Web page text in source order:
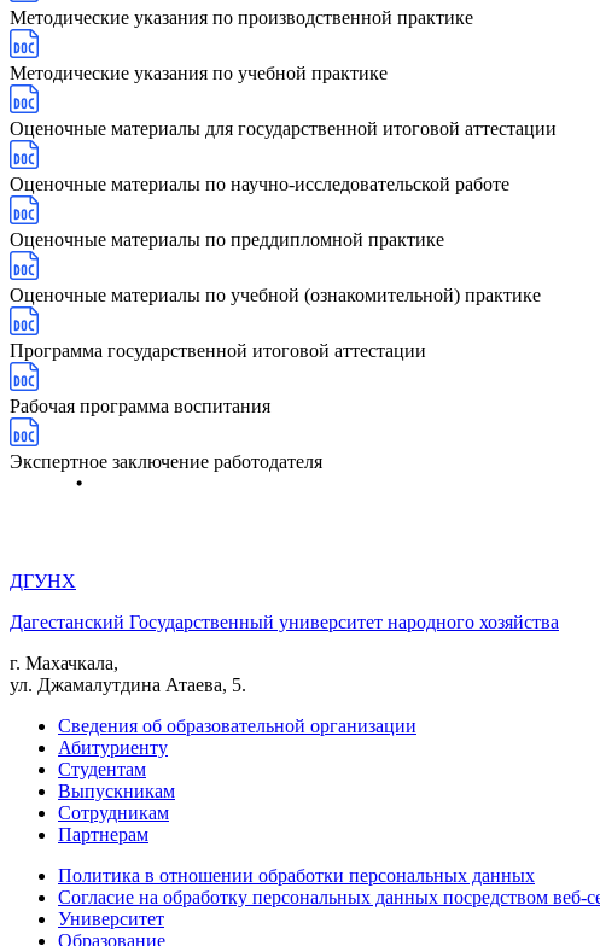
Методические указания по производственной практике
Методические указания по учебной практике
Оценочные материалы для государственной итоговой аттестации
Оценочные материалы по научно-исследовательской работе
Оценочные материалы по преддипломной практике
Оценочные материалы по учебной (ознакомительной) практике
Программа государственной итоговой аттестации
Рабочая программа воспитания
Экспертное заключение работодателя
ДГУНХ
Дагестанский Государственный университет народного хозяйства
г. Махачкала,
ул. Джамалутдина Атаева, 5.
Сведения об образовательной организации
Абитуриенту
Студентам
Выпускникам
Сотрудникам
Партнерам
Политика в отношении обработки персональных данных
Согласие на обработку персональных данных посредством веб-
Университет
Образование